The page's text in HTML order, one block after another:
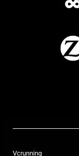
Vcrunning